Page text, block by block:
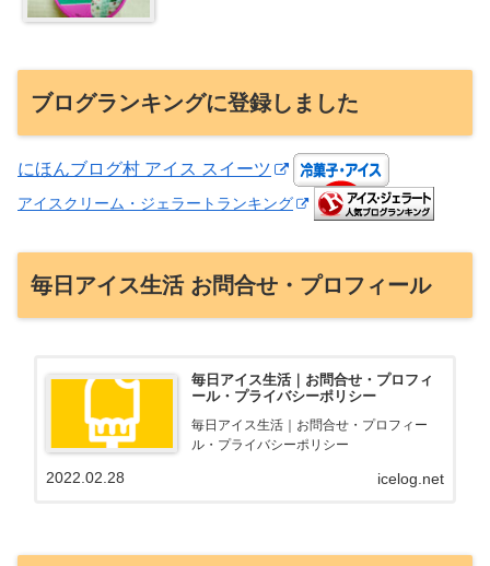
ブログランキングに登録しました
にほんブログ村 アイス スイーツ
アイスクリーム・ジェラートランキング
毎日アイス生活 お問合せ・プロフィール
毎日アイス生活｜お問合せ・プロフィ
ール・プライバシーポリシー
毎日アイス生活｜お問合せ・プロフィー
ル・プライバシーポリシー
icelog.net
2022.02.28